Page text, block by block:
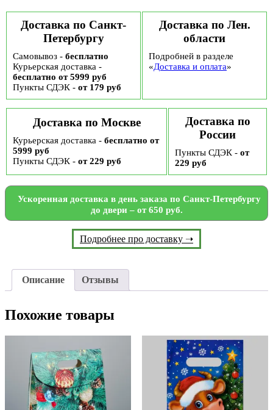
30
мкм,
20
х
30
см
Доставка по Санкт-
Петербургу
Самовывоз - бесплатно
Курьерская доставка -
бесплатно от 5999 руб
Пункты СДЭК - от 179 руб
Доставка по Лен.
области
Подробней в разделе
«Доставка и оплата»
Доставка по Москве
Курьерская доставка - бесплатно от
5999 руб
Пункты СДЭК - от 229 руб
Доставка по
России
Пункты СДЭК - от
229 руб
Ускоренная доставка в день заказа по Санкт-Петербургу
до двери – от 650 руб.
Подробнее про доставку ➝
Описание Отзывы
Похожие товары